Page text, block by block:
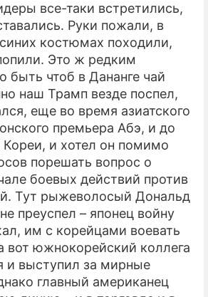
все-таки встретились,
Руки пожали, в
костюмах походили,
Это ж редким
быть чтоб в Дананге чай
наш Трамп везде поспел,
еще во время азиатского
премьера Абэ, и до
и хотел он помимо
порешать вопрос о
боевых действий против
Тут рыжеволосый Дональд
преуспел – японец войну
им с корейцами воевать
вот южнокорейский коллега
и выступил за мирные
главный американец